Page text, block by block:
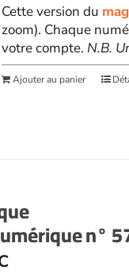
Cette version du
zoom). Chaque
votre compte. N.B.
Ajouter au panier
n°